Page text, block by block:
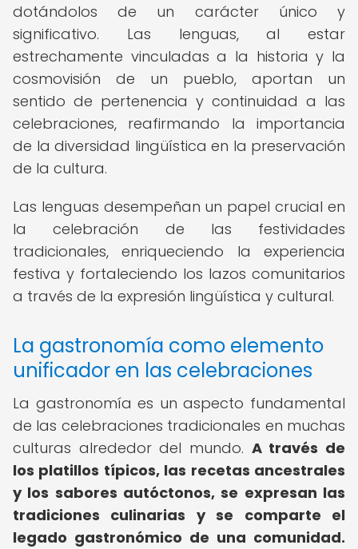
dotándolos de un carácter único y
significativo. Las lenguas, al estar
estrechamente vinculadas a la historia y la
cosmovisión de un pueblo, aportan un
sentido de pertenencia y continuidad a las
celebraciones, reafirmando la importancia
de la diversidad lingüística en la preservación
de la cultura.
Las lenguas desempeñan un papel crucial en
la celebración de las festividades
tradicionales, enriqueciendo la experiencia
festiva y fortaleciendo los lazos comunitarios
a través de la expresión lingüística y cultural.
La gastronomía como elemento
unificador en las celebraciones
La gastronomía es un aspecto fundamental
de las celebraciones tradicionales en muchas
culturas alrededor del mundo. A través de
los platillos típicos, las recetas ancestrales
y los sabores autóctonos, se expresan las
tradiciones culinarias y se comparte el
legado gastronómico de una comunidad.